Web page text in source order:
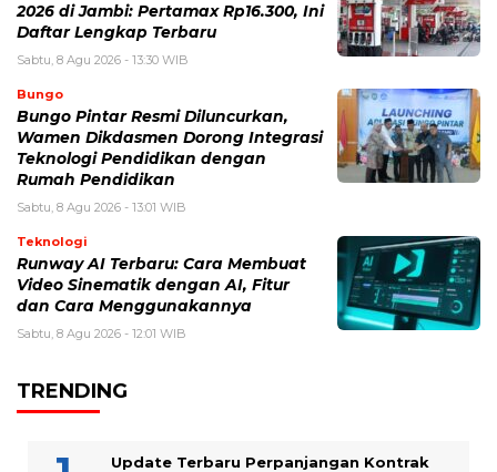
2026 di Jambi: Pertamax Rp16.300, Ini
Daftar Lengkap Terbaru
Sabtu, 8 Agu 2026 - 13:30 WIB
Bungo
Bungo Pintar Resmi Diluncurkan,
Wamen Dikdasmen Dorong Integrasi
Teknologi Pendidikan dengan
Rumah Pendidikan
Sabtu, 8 Agu 2026 - 13:01 WIB
Teknologi
Runway AI Terbaru: Cara Membuat
Video Sinematik dengan AI, Fitur
dan Cara Menggunakannya
Sabtu, 8 Agu 2026 - 12:01 WIB
TRENDING
Update Terbaru Perpanjangan Kontrak